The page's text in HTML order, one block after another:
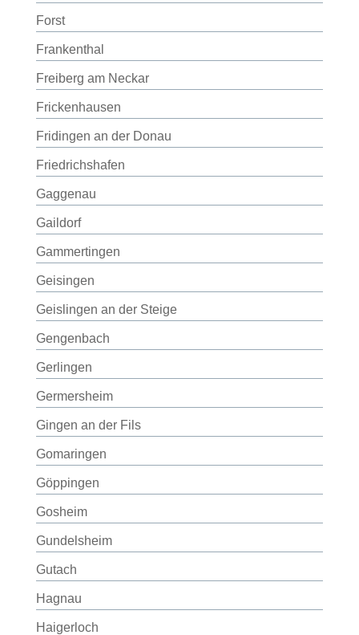
Forst
Frankenthal
Freiberg am Neckar
Frickenhausen
Fridingen an der Donau
Friedrichshafen
Gaggenau
Gaildorf
Gammertingen
Geisingen
Geislingen an der Steige
Gengenbach
Gerlingen
Germersheim
Gingen an der Fils
Gomaringen
Göppingen
Gosheim
Gundelsheim
Gutach
Hagnau
Haigerloch